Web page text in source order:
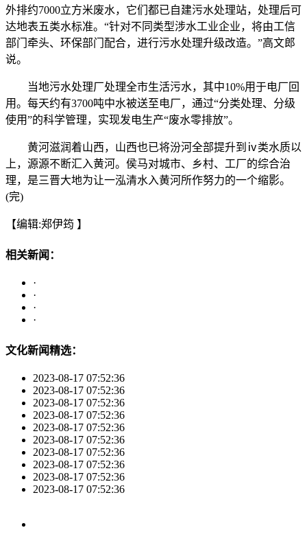
外排约7000立方米废水，它们都已自建污水处理站，处理后可
达地表五类水标准。“针对不同类型涉水工业企业，将由工信
部门牵头、环保部门配合，进行污水处理升级改造。”高文郎
说。
当地污水处理厂处理全市生活污水，其中10%用于电厂回
用。每天约有3700吨中水被送至电厂，通过“分类处理、分级
使用”的科学管理，实现发电生产“废水零排放”。
黄河滋润着山西，山西也已将汾河全部提升到ⅳ类水质以
上，源源不断汇入黄河。侯马对城市、乡村、工厂的综合治
理，是三晋大地为让一泓清水入黄河所作努力的一个缩影。
(完)
【编辑:郑伊筠 】
相关新闻：
·
·
·
·
文化新闻精选：
2023-08-17 07:52:36
2023-08-17 07:52:36
2023-08-17 07:52:36
2023-08-17 07:52:36
2023-08-17 07:52:36
2023-08-17 07:52:36
2023-08-17 07:52:36
2023-08-17 07:52:36
2023-08-17 07:52:36
2023-08-17 07:52:36